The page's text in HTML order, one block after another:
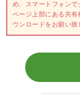
め、スマートフォンで
ページ上部にある共
ウンロードをお願い致